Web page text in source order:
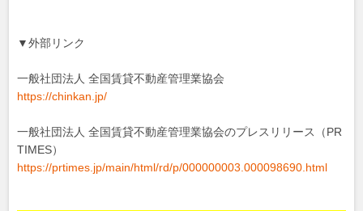
▼外部リンク
一般社団法人 全国賃貸不動産管理業協会
https://chinkan.jp/
一般社団法人 全国賃貸不動産管理業協会のプレスリリース（PR
TIMES）
https://prtimes.jp/main/html/rd/p/000000003.000098690.html